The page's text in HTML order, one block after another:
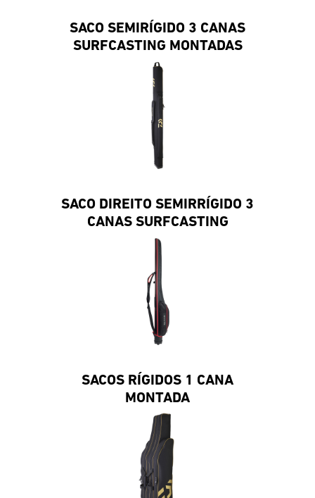
SACO SEMIRÍGIDO 3 CANAS
SURFCASTING MONTADAS
SACO DIREITO SEMIRRÍGIDO 3
CANAS SURFCASTING
SACOS RÍGIDOS 1 CANA
MONTADA